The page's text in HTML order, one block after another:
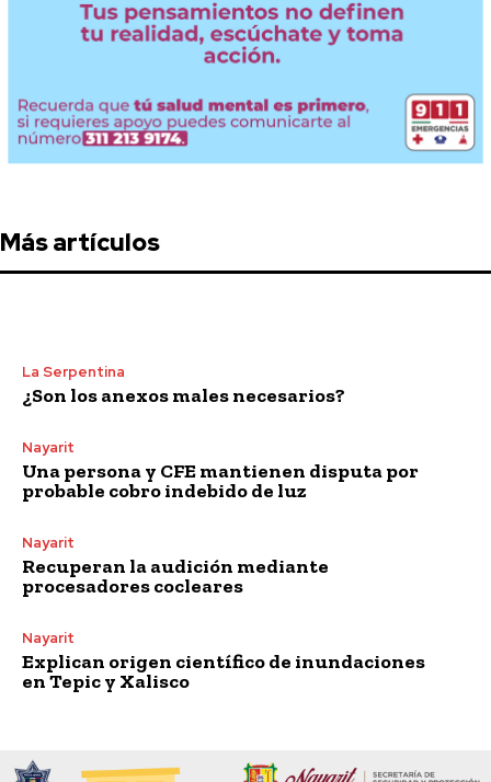
Más artículos
La Serpentina
¿Son los anexos males necesarios?
Nayarit
Una persona y CFE mantienen disputa por
probable cobro indebido de luz
Nayarit
Recuperan la audición mediante
procesadores cocleares
Nayarit
Explican origen científico de inundaciones
en Tepic y Xalisco